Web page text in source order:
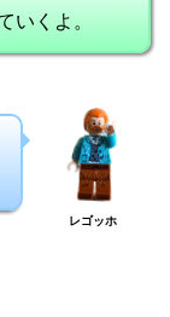
いくよ。
レゴッホ